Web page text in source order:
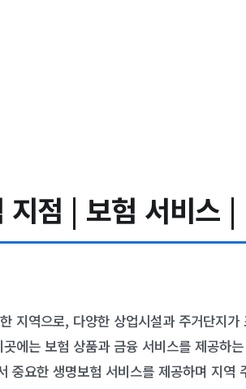
점 | 보험 서비스
지역으로, 다양한 상업시설과 주거단지
에는 보험 상품과 금융 서비스를 제공하
중요한 생명보험 서비스를 제공하며 지역